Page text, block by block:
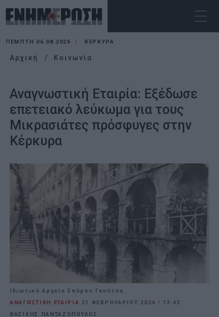
ΠΈΜΠΤΗ 06.08.2026 ΚΕΡΚΥΡΑ
Αρχική Κοινωνία
Αναγνωστική Εταιρία: Εξέδωσε
επετειακό λεύκωμα για τους
Μικρασιάτες πρόσφυγες στην
Κέρκυρα
Ιδιωτικό Αρχείο Σπύρου Γαούτση.
ΑΝΑΓΝΣΤΙΚΗ ΕΤΑΙΡΙΑ 21 ΦΕΒΡΟΥΑΡΊΟΥ 2024 / 13:42
ΒΑΣΙΛΗΣ ΠΑΝΤΑΖΟΠΟΥΛΟΣ